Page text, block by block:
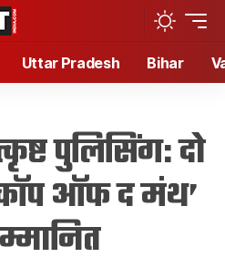
Uttar Pradesh Bihar
पुलिसिंग: दो
ऑफ द मंथ’